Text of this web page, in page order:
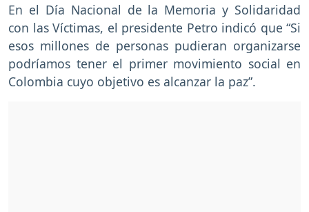
En el Día Nacional de la Memoria y Solidaridad
con las Víctimas, el presidente Petro indicó que “Si
esos millones de personas pudieran organizarse
podríamos tener el primer movimiento social en
Colombia cuyo objetivo es alcanzar la paz”.